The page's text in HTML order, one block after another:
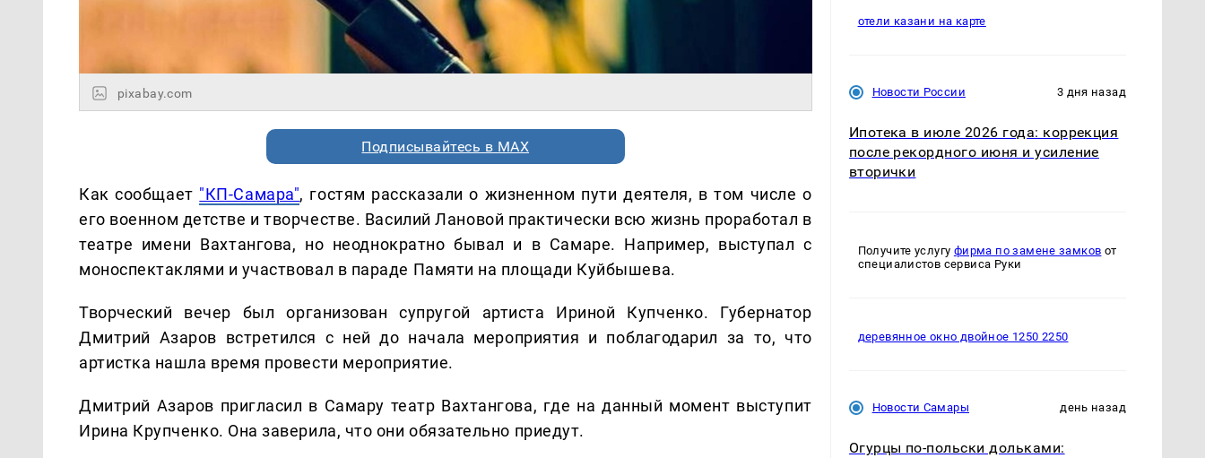
pixabay.com
Подписывайтесь в MAX
Как сообщает "КП-Самара", гостям рассказали о жизненном пути деятеля, в том числе о
его военном детстве и творчестве. Василий Лановой практически всю жизнь проработал в
театре имени Вахтангова, но неоднократно бывал и в Самаре. Например, выступал с
моноспектаклями и участвовал в параде Памяти на площади Куйбышева.
Творческий вечер был организован супругой артиста Ириной Купченко. Губернатор
Дмитрий Азаров встретился с ней до начала мероприятия и поблагодарил за то, что
артистка нашла время провести мероприятие.
Дмитрий Азаров пригласил в Самару театр Вахтангова, где на данный момент выступит
Ирина Крупченко. Она заверила, что они обязательно приедут.
отели казани на карте
Новости России 3 дня назад
Ипотека в июле 2026 года: коррекция
после рекордного июня и усиление
вторички
Получите услугу фирма по замене замков от
специалистов сервиса Руки
деревянное окно двойное 1250 2250
Новости Самары день назад
Огурцы по‑польски дольками: